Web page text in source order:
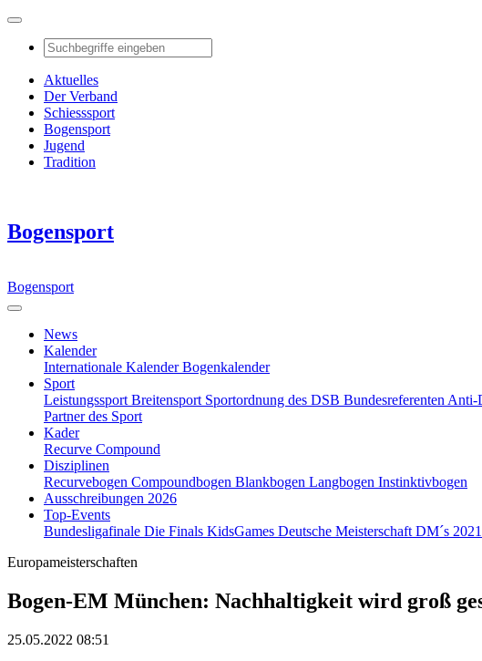
Aktuelles
Der Verband
Schiesssport
Bogensport
Jugend
Tradition
Bogensport
Bogensport
News
Kalender
Internationale KalenderBogenkalender
Sport
Leistungssport Breitensport Sportordnung des DSB Bundesreferenten Anti-
Partner des Sport
Kader
Recurve Compound
Disziplinen
Recurvebogen Compoundbogen Blankbogen Langbogen Instinktivbogen
Ausschreibungen 2026
Top-Events
Bundesligafinale Die Finals KidsGames Deutsche Meisterschaft DM´s 2021
Europameisterschaften
Bogen-EM München: Nachhaltigkeit wird groß
25.05.2022 08:51